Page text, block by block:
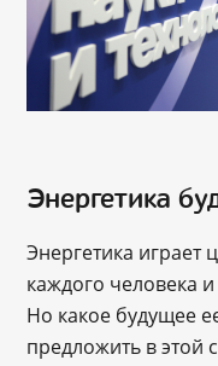
Энергетика
Энергетика играет
каждого человека
Но какое будущее
предложить в этой